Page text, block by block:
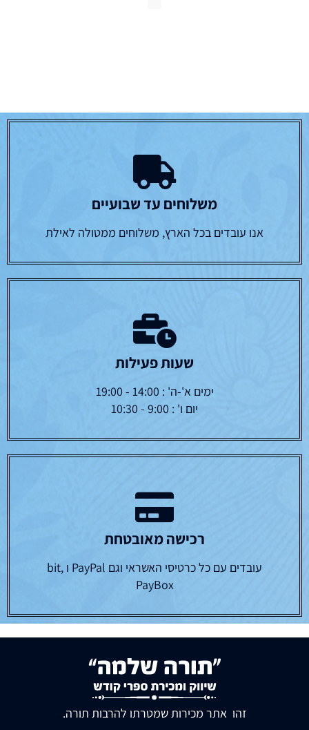
משלוחים עד שבועיים
אנו עובדים בכל הארץ, משלוחים ממטולה לאילת
שעות פעילות
ימים א'-ה' : 14:00 - 19:00
יום ו' : 9:00 - 10:30
רכישה מאובטחת
עובדים עם כל כרטיסי האשראי וגם PayPal ו bit,
PayBox
זהו אתר מכירות שמטרתו להרבות תורה.